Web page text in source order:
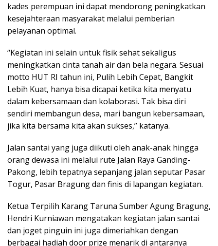
kades perempuan ini dapat mendorong peningkatkan
kesejahteraan masyarakat melalui pemberian
pelayanan optimal.
“Kegiatan ini selain untuk fisik sehat sekaligus
meningkatkan cinta tanah air dan bela negara. Sesuai
motto HUT RI tahun ini, Pulih Lebih Cepat, Bangkit
Lebih Kuat, hanya bisa dicapai ketika kita menyatu
dalam kebersamaan dan kolaborasi. Tak bisa diri
sendiri membangun desa, mari bangun kebersamaan,
jika kita bersama kita akan sukses,” katanya.
Jalan santai yang juga diikuti oleh anak-anak hingga
orang dewasa ini melalui rute Jalan Raya Ganding-
Pakong, lebih tepatnya sepanjang jalan seputar Pasar
Togur, Pasar Bragung dan finis di lapangan kegiatan.
Ketua Terpilih Karang Taruna Sumber Agung Bragung,
Hendri Kurniawan mengatakan kegiatan jalan santai
dan joget pinguin ini juga dimeriahkan dengan
berbagai hadiah door prize menarik di antaranya